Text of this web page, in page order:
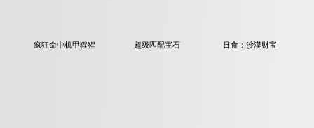
疯狂命中机甲猩猩 超级匹配宝石 日食：沙漠财宝